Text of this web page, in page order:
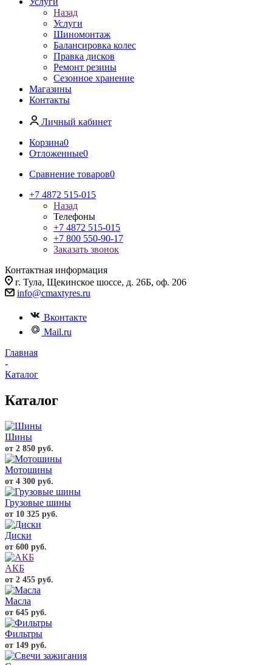
Назад
Услуги
Шиномонтаж
Балансировка колес
Правка дисков
Ремонт резины
Сезонное хранение
Магазины
Контакты
Личный кабинет
Корзина0
Отложенные0
Сравнение товаров0
+7 4872 515-015
Назад
Телефоны
+7 4872 515-015
+7 800 550-90-17
Заказать звонок
Контактная информация
г. Тула, Щекинское шоссе, д. 26Б, оф. 206
info@cmaxtyres.ru
Вконтакте
Mail.ru
Главная
-
Каталог
Каталог
Шины
от 2 850 руб.
Мотошины
от 4 300 руб.
Грузовые шины
от 10 325 руб.
Диски
от 600 руб.
АКБ
от 2 455 руб.
Масла
от 645 руб.
Фильтры
от 149 руб.